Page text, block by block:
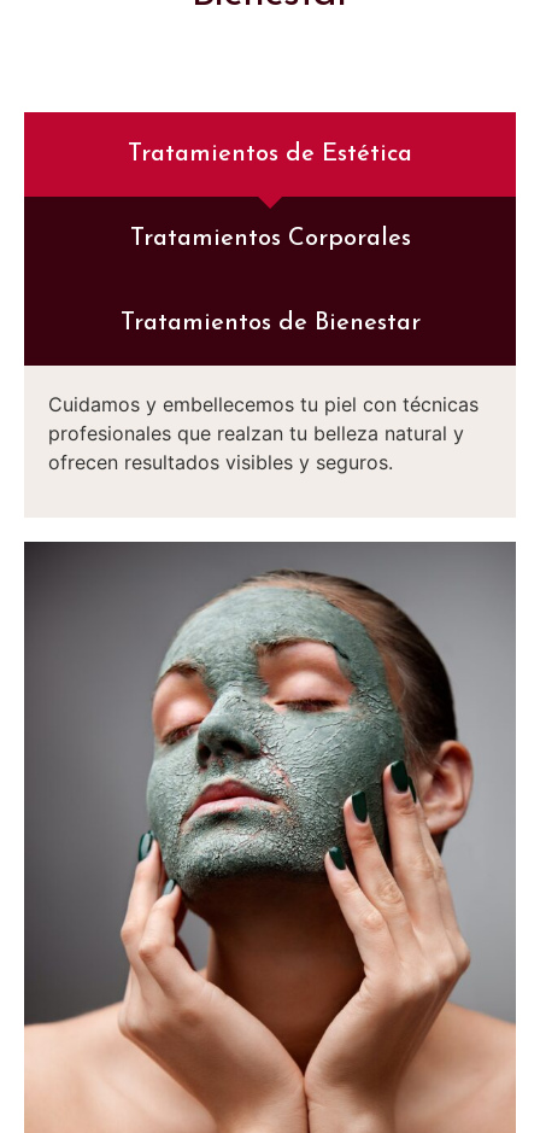
Tratamientos de Estética
Tratamientos Corporales
Tratamientos de Bienestar
Cuidamos y embellecemos tu piel con técnicas
profesionales que realzan tu belleza natural y
ofrecen resultados visibles y seguros.